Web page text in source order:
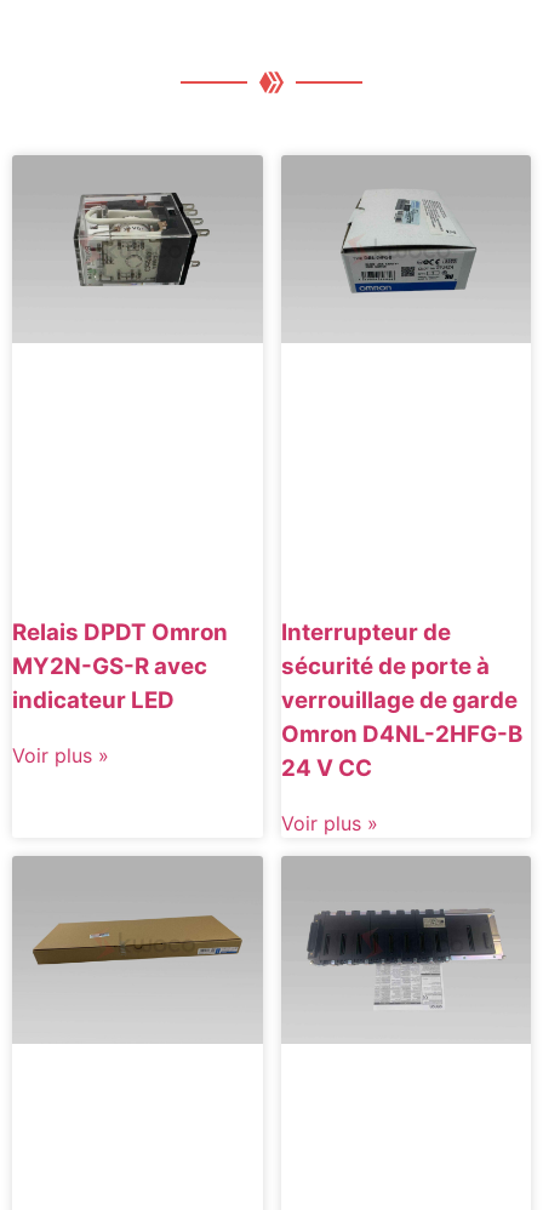
Relais DPDT Omron
MY2N-GS-R avec
indicateur LED
Voir plus »
Interrupteur de
sécurité de porte à
verrouillage de garde
Omron D4NL-2HFG-B
24 V CC
Voir plus »